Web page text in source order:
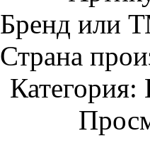
Бренд или
Страна